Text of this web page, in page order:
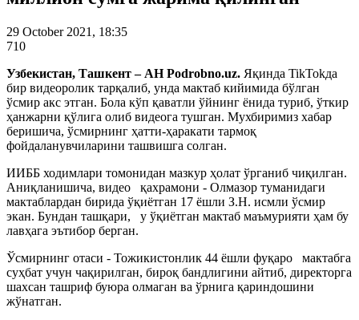
29 October 2021, 18:35
710
Узбекистан, Ташкент – АН Podrobno.uz. Яқинда TikTokда
бир видеоролик тарқалиб, унда мактаб кийимида бўлган
ўсмир акс этган. Бола кўп қаватли ўйнинг ёнида туриб, ўткир
ҳанжарни қўлига олиб видеога тушган. Мухбиримиз хабар
беришича, ўсмирнинг ҳатти-ҳаракати тармоқ
фойдаланувчиларини ташвишга солган.
ИИББ ходимлари томонидан мазкур ҳолат ўрганиб чиқилган.
Аниқланишича, видео қахрамони - Олмазор туманидаги
мактаблардан бирида ўқиётган 17 ёшли З.Н. исмли ўсмир
экан. Бундан ташқари, у ўқиётган мактаб маъмурияти ҳам бу
лавҳага эътибор берган.
Ўсмирнинг отаси - Тожикистонлик 44 ёшли фуқаро мактабга
суҳбат учун чақирилган, бироқ бандлигини айтиб, директорга
шахсан ташриф буюра олмаган ва ўрнига қариндошини
жўнатган.